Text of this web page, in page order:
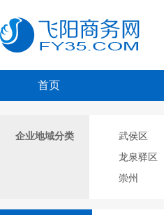
首页
企业地域分类 武侯区
龙泉驿区
崇州